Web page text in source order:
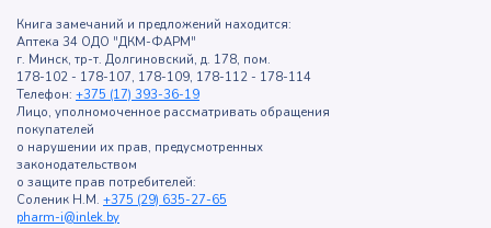
Книга замечаний и предложений находится:
Аптека 34 ОДО "ДКМ-ФАРМ"
г. Минск, тр-т. Долгиновский, д. 178, пом.
178-102 - 178-107, 178-109, 178-112 - 178-114
Телефон: +375 (17) 393-36-19
Лицо, уполномоченное рассматривать обращения
покупателей
о нарушении их прав, предусмотренных
законодательством
о защите прав потребителей:
Соленик Н.М. +375 (29) 635-27-65
pharm-i@inlek.by